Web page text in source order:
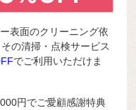
表面のクリーニング依
の清掃・点検サービス
でご利用いただけま
円でご愛顧感謝特典